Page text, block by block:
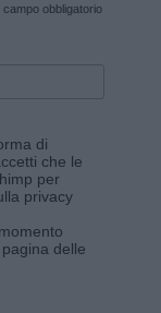
campo obbligatorio
di
che le
per
privacy
delle